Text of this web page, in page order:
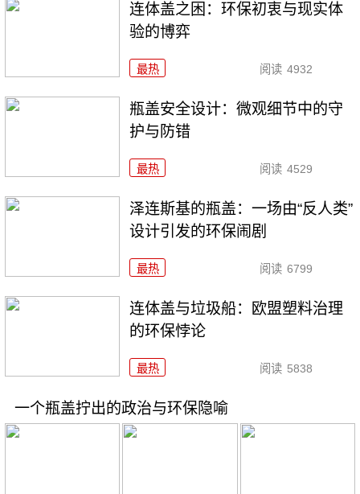
连体盖之困：环保初衷与现实体
验的博弈
最热 阅读 4932
瓶盖安全设计：微观细节中的守
护与防错
最热 阅读 4529
泽连斯基的瓶盖：一场由“反人类”
设计引发的环保闹剧
最热 阅读 6799
连体盖与垃圾船：欧盟塑料治理
的环保悖论
最热 阅读 5838
一个瓶盖拧出的政治与环保隐喻